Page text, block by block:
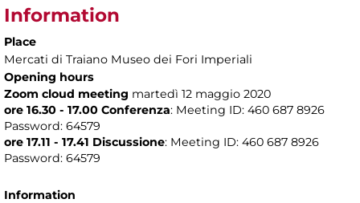
Information
Place
Mercati di Traiano Museo dei Fori Imperiali
Opening hours
Zoom cloud meeting martedì 12 maggio 2020
ore 16.30 - 17.00 Conferenza: Meeting ID: 460 687 8926
Password: 64579
ore 17.11 - 17.41 Discussione: Meeting ID: 460 687 8926
Password: 64579
Information